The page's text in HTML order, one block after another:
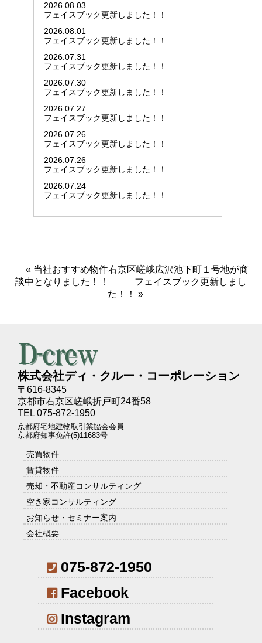
2026.08.03
フェイスブック更新しました！！
2026.08.01
フェイスブック更新しました！！
2026.07.31
フェイスブック更新しました！！
2026.07.30
フェイスブック更新しました！！
2026.07.27
フェイスブック更新しました！！
2026.07.26
フェイスブック更新しました！！
2026.07.26
フェイスブック更新しました！！
2026.07.24
フェイスブック更新しました！！
« 当社おすすめ物件右京区嵯峨広沢池下町１号地が商
談中となりました！！
フェイスブック更新しまし
た！！
»
株式会社ディ・クルー・コーポレーション
〒616-8345
京都市右京区嵯峨折戸町24番58
TEL 075-872-1950
京都府宅地建物取引業協会会員
京都府知事免許(5)11683号
売買物件
賃貸物件
売却・不動産コンサルティング
空き家コンサルティング
お知らせ・セミナー案内
会社概要
075-872-1950
Facebook
Instagram